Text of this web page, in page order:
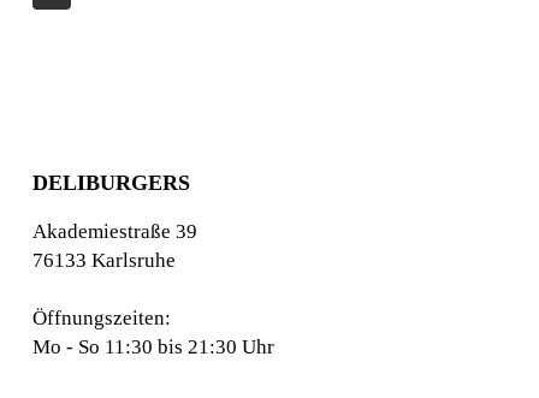
DELIBURGERS
Akademiestraße 39
76133 Karlsruhe
Öffnungszeiten:
Mo - So 11:30 bis 21:30 Uhr